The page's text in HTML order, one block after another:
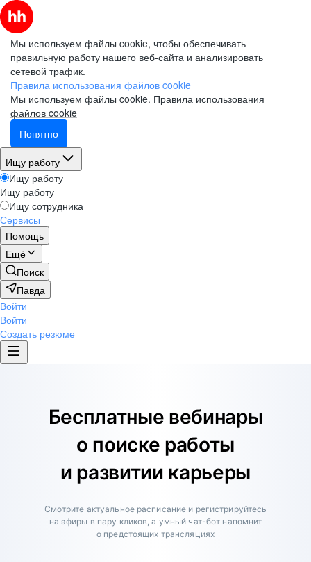
Мы используем файлы cookie, чтобы обеспечивать
правильную работу нашего веб-сайта и анализировать
сетевой трафик.
Правила использования файлов cookie
Мы используем файлы cookie. Правила использования
файлов cookie
Понятно
Ищу работу
Ищу работу
Ищу работу
Ищу сотрудника
Сервисы
Помощь
Ещё
Поиск
Павда
Войти
Войти
Создать резюме
Бесплатные вебинары
о поиске работы
и развитии карьеры
Смотрите актуальное расписание и регистрируйтесь
на эфиры в пару кликов, а умный чат-бот напомнит
о предстоящих трансляциях